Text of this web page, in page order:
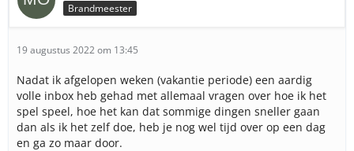
Brandmeester
19 augustus 2022 om 13:45
Nadat ik afgelopen weken (vakantie periode) een aardig
volle inbox heb gehad met allemaal vragen over hoe ik het
spel speel, hoe het kan dat sommige dingen sneller gaan
dan als ik het zelf doe, heb je nog wel tijd over op een dag
en ga zo maar door.